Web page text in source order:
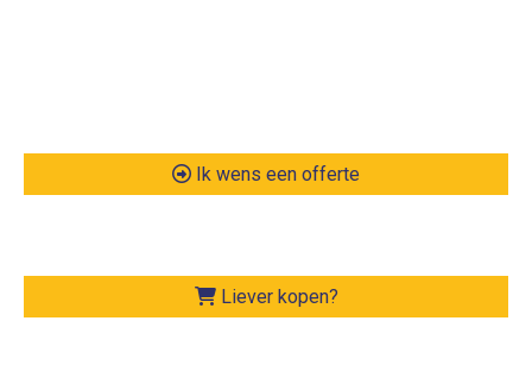
Ik wens een offerte
Liever kopen?